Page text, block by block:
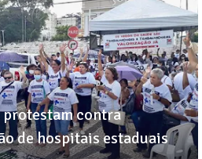
protestam contra
de hospitais estaduais